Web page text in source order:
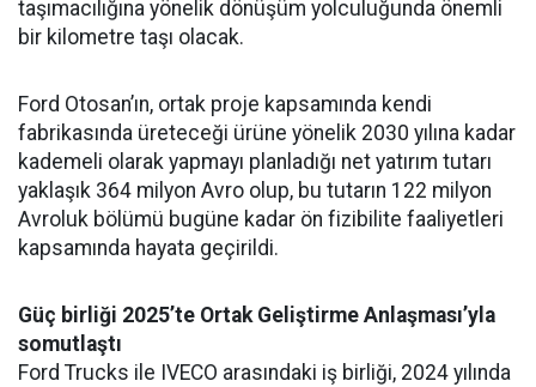
taşımacılığına yönelik dönüşüm yolculuğunda önemli
bir kilometre taşı olacak.
Ford Otosan’ın, ortak proje kapsamında kendi
fabrikasında üreteceği ürüne yönelik 2030 yılına kadar
kademeli olarak yapmayı planladığı net yatırım tutarı
yaklaşık 364 milyon Avro olup, bu tutarın 122 milyon
Avroluk bölümü bugüne kadar ön fizibilite faaliyetleri
kapsamında hayata geçirildi.
Güç birliği 2025’te Ortak Geliştirme Anlaşması’yla
somutlaştı
Ford Trucks ile IVECO arasındaki iş birliği, 2024 yılında